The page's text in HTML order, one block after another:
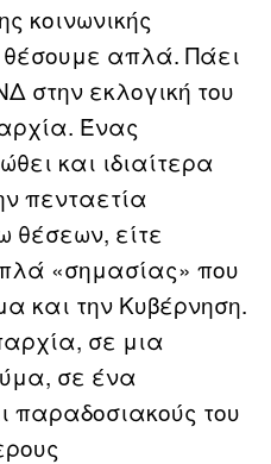
κοινωνικής
θέσουμε απλά. Πάει
στην εκλογική του
Ένας
και ιδιαίτερα
πενταετία
θέσεων, είτε
«σημασίας» που
και την Κυβέρνηση.
σε μια
σε ένα
παραδοσιακούς του